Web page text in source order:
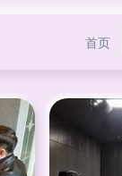
首页